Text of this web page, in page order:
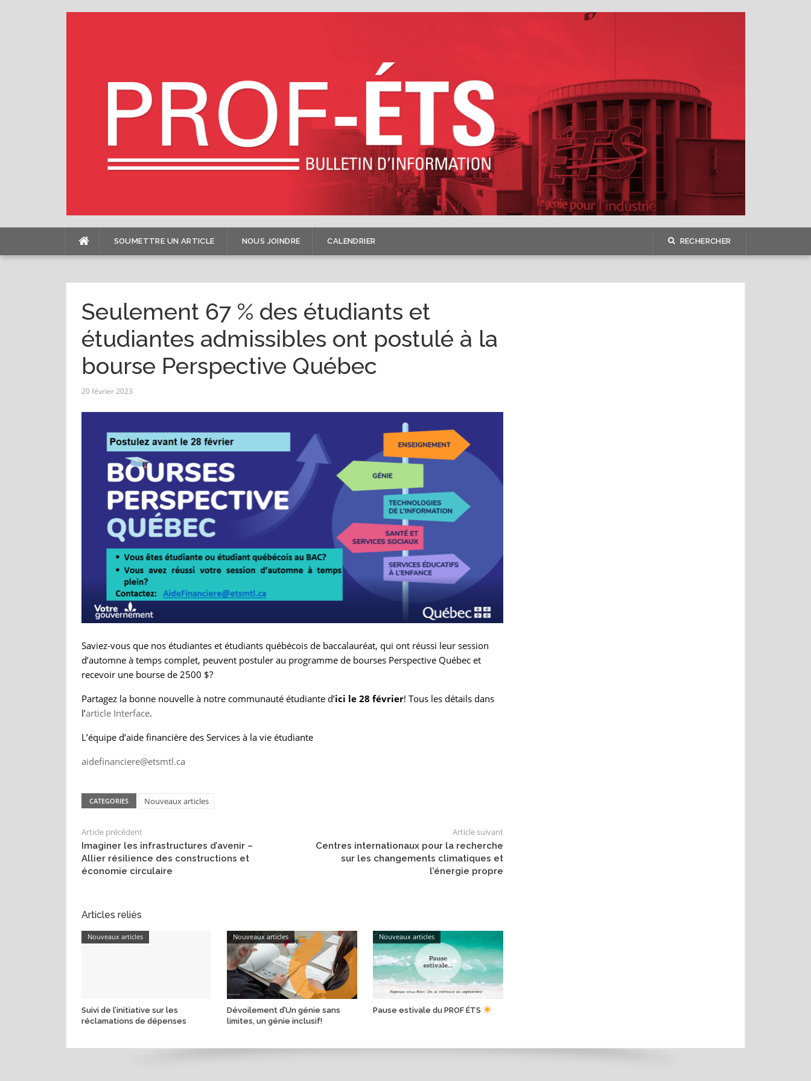
SOUMETTRE UN ARTICLE NOUS JOINDRE CALENDRIER RECHERCHER
Seulement 67 % des étudiants et
étudiantes admissibles ont postulé à la
bourse Perspective Québec
20 février 2023
Saviez-vous que nos étudiantes et étudiants québécois de baccalauréat, qui ont réussi leur session
d’automne à temps complet, peuvent postuler au programme de bourses Perspective Québec et
recevoir une bourse de 2500 $?
Partagez la bonne nouvelle à notre communauté étudiante d’ici le 28 février! Tous les détails dans
l’article Interface.
L’équipe d’aide financière des Services à la vie étudiante
aidefinanciere@etsmtl.ca
CATEGORIES Nouveaux articles
Article précédent
Imaginer les infrastructures d’avenir –
Allier résilience des constructions et
économie circulaire
Article suivant
Centres internationaux pour la recherche
sur les changements climatiques et
l’énergie propre
Articles reliés
Nouveaux articles
Suivi de l’initiative sur les
réclamations de dépenses
Nouveaux articles
Dévoilement d’Un génie sans
limites, un génie inclusif!
Nouveaux articles
Pause estivale du PROF ÉTS